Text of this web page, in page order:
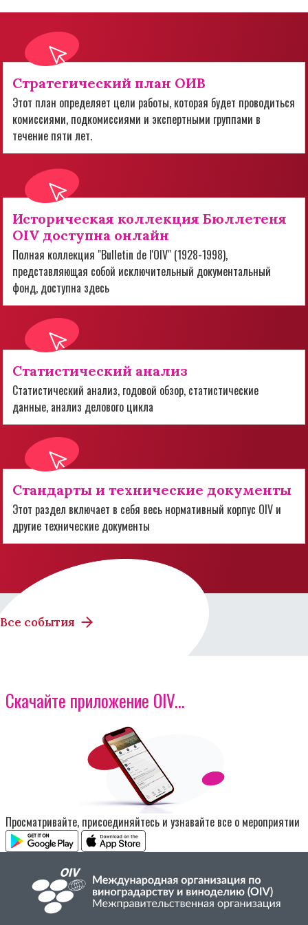
Стратегический план ОИВ
Этот план определяет цели работы, которая будет проводиться
комиссиями, подкомиссиями и экспертными группами в
течение пяти лет.
Историческая коллекция Бюллетеня
OIV доступна онлайн
Полная коллекция "Bulletin de l'OIV" (1928-1998),
представляющая собой исключительный документальный
фонд, доступна здесь
Статистический анализ
Статистический анализ, годовой обзор, статистические
данные, анализ делового цикла
Стандарты и технические документы
Этот раздел включает в себя весь нормативный корпус OIV и
другие технические документы
Все события
Скачайте приложение OIV...
Изображение
Просматривайте, присоединяйтесь и узнавайте все о мероприятии